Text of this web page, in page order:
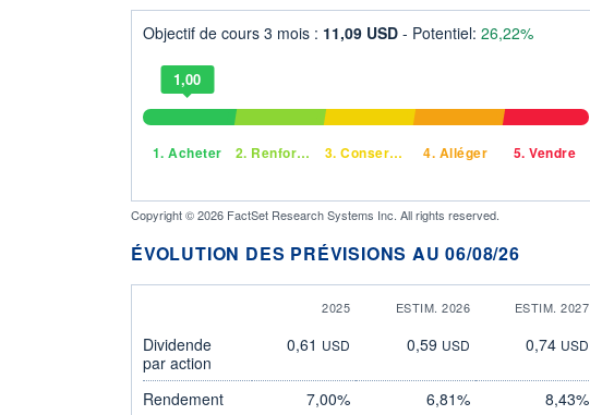
Objectif de cours 3 mois : 11,09 USD - Potentiel: 26,22%
1,00
1. Acheter 2. Renforcer 3. Conserver 4. Alléger 5. Vendre
Copyright © 2026 FactSet Research Systems Inc. All rights reserved.
ÉVOLUTION DES PRÉVISIONS AU 06/08/26
2025 ESTIM. 2026 ESTIM. 2027
Dividende
par action
0,61 USD 0,59 USD 0,74 USD
Rendement 7,00% 6,81% 8,43%